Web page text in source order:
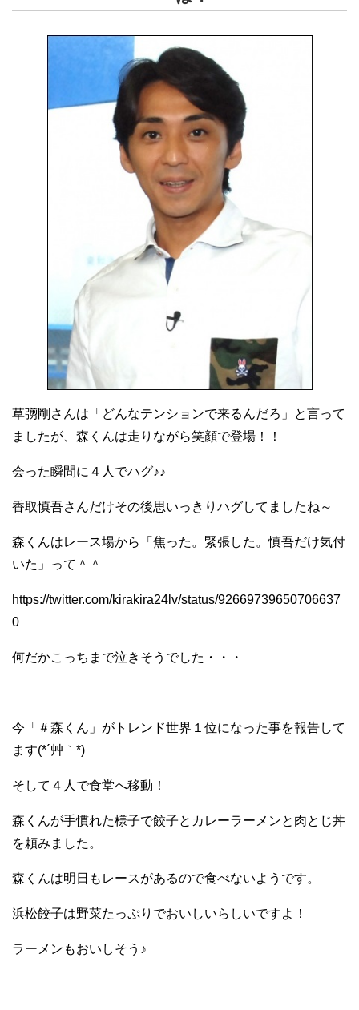
草彅剛さんは「どんなテンションで来るんだろ」と言って
ましたが、森くんは走りながら笑顔で登場！！
会った瞬間に４人でハグ♪♪
香取慎吾さんだけその後思いっきりハグしてましたね～
森くんはレース場から「焦った。緊張した。慎吾だけ気付
いた」って＾＾
https://twitter.com/kirakira24lv/status/92669739650706637
0
何だかこっちまで泣きそうでした・・・
今「＃森くん」がトレンド世界１位になった事を報告して
ます(*´艸｀*)
そして４人で食堂へ移動！
森くんが手慣れた様子で餃子とカレーラーメンと肉とじ丼
を頼みました。
森くんは明日もレースがあるので食べないようです。
浜松餃子は野菜たっぷりでおいしいらしいですよ！
ラーメンもおいしそう♪